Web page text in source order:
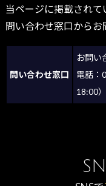
当ページに掲載され
問い合わせ窓口からお
問い合わせ窓口
お問い
電話：
18:00）